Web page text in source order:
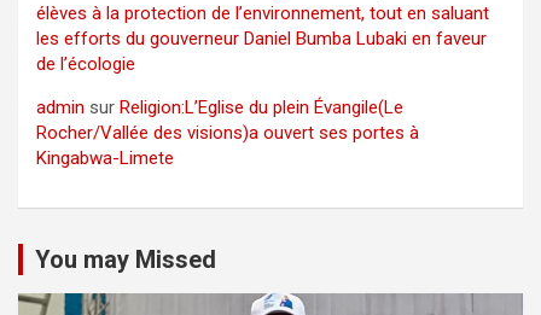
élèves à la protection de l’environnement, tout en saluant
les efforts du gouverneur Daniel Bumba Lubaki en faveur
de l’écologie
admin sur Religion:L’Eglise du plein Évangile(Le
Rocher/Vallée des visions)a ouvert ses portes à
Kingabwa-Limete
You may Missed